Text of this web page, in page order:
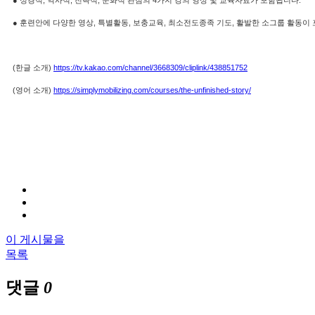
● 훈련안에 다양한 영상, 특별활동, 보충교육, 최소전도종족 기도, 활발한 소그룹 활동이
(한글 소개) https://tv.kakao.com/channel/3668309/cliplink/438851752
(영어 소개) https://simplymobilizing.com/courses/the-unfinished-story/
이 게시물을
목록
댓글 0